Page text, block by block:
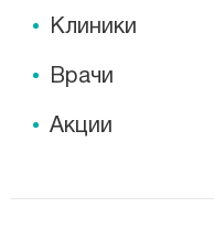
Клиники
Врачи
Акции